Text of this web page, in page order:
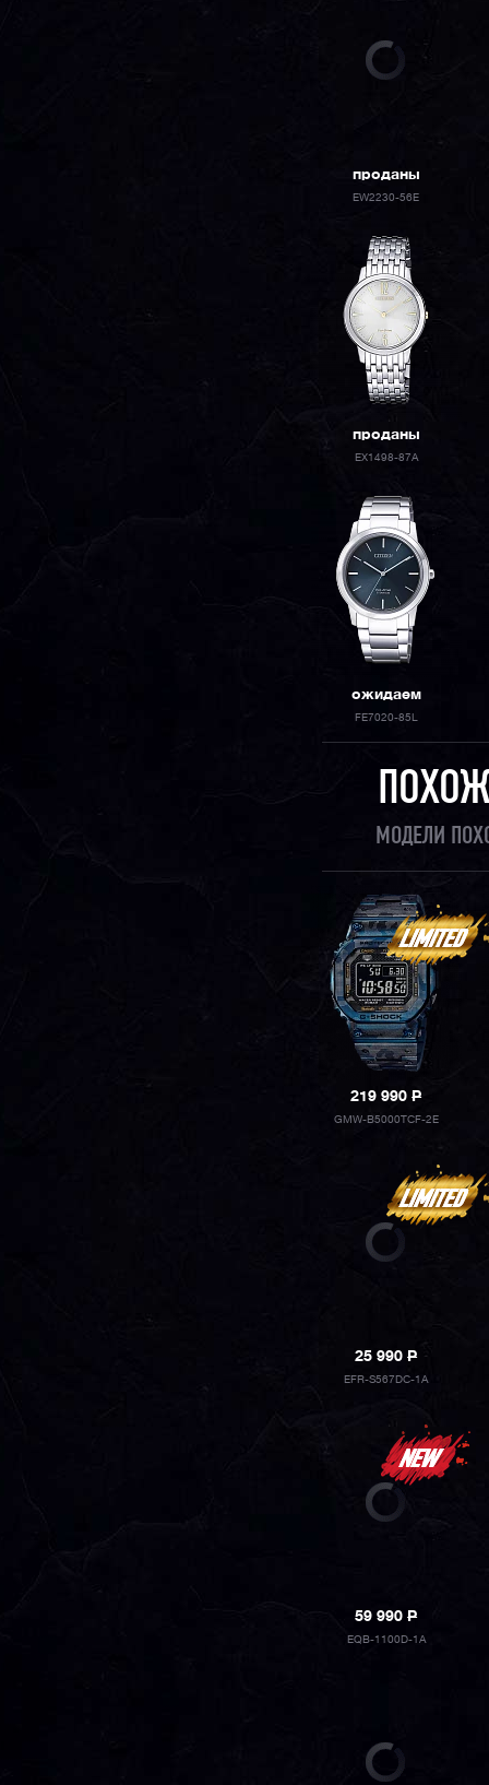
проданы
EW2230-56E
проданы
EX1498-87A
ожидаем
FE7020-85L
МОДЕЛИ
219 990P
GMW-B5000TCF-2E
25 990P
EFR-S567DC-1A
59 990P
EQB-1100D-1A